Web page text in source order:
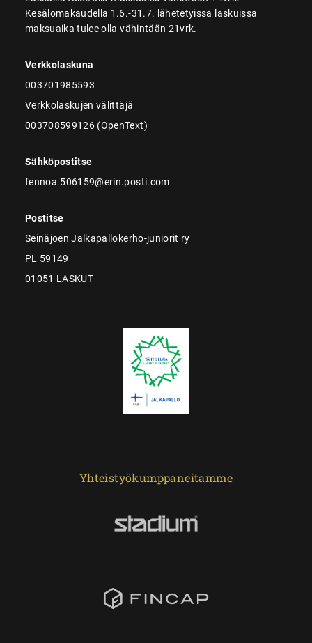
Kesälomakaudella 1.6.-31.7. lähetetyissä laskuissa
maksuaika tulee olla vähintään 21vrk.
Verkkolaskuna
003701985593
Verkkolaskujen välittäjä
003708599126 (OpenText)
Sähköpostitse
fennoa.506159@erin.posti.com
Postitse
Seinäjoen Jalkapallokerho-juniorit ry
PL 59149
01051 LASKUT
Yhteistyökumppaneitamme